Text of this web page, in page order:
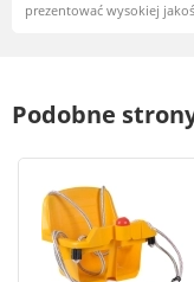
prezentować wysokiej
Podobne